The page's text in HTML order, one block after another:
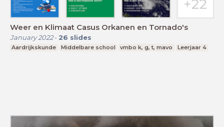
Weer en Klimaat Casus Orkanen en Tornado's
January 2022- 26 slides
Aardrijkskunde Middelbare school vmbo k, g, t, mavo Leerjaar 4